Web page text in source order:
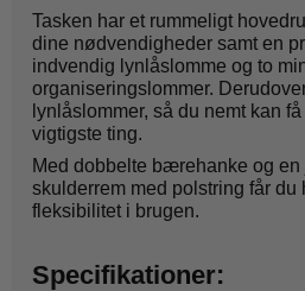
Tasken har et rummeligt
dine nødvendigheder samt en
indvendig lynlåslomme og to
organiseringslommer.
lynlåslommer, så du nemt kan
vigtigste ting.
Med dobbelte bærehanke og en
skulderrem med polstring får du
fleksibilitet i brugen.
Specifikationer: